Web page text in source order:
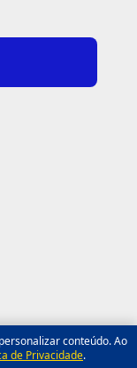
conteúdo. Ao
de Privacidade.